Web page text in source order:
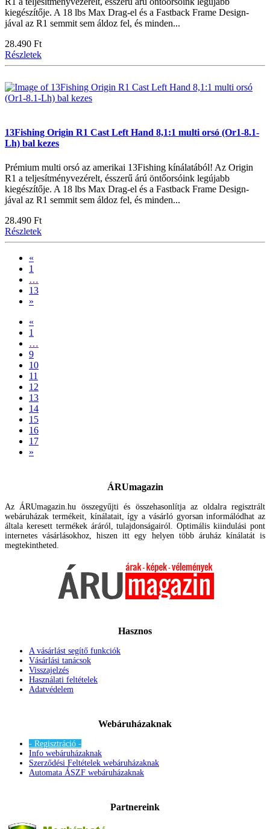
kiegészítője. A 18 lbs Max Drag-el és a Fastback Frame Design-
jával az R1 semmit sem áldoz fel, és minden...
28.490 Ft
Részletek
13Fishing Origin R1 Cast Left Hand 8,1:1 multi orsó (Or1-8.1-
Lh) bal kezes
Prémium multi orsó az amerikai 13Fishing kínálatából! Az Origin
R1 a teljesítményvezérelt, ésszerű árú öntőorsóink legújabb
kiegészítője. A 18 lbs Max Drag-el és a Fastback Frame Design-
jával az R1 semmit sem áldoz fel, és minden...
28.490 Ft
Részletek
«
1
…
13
»
«
1
…
9
10
11
12
13
14
15
16
17
»
ÁRUmagazin
Az ÁRUmagazin.hu összegyűjti és összehasonlítja az oldalra regisztrált
webáruházak termékeit, kínálatait, így a vásárló gyorsan informálódhat az
általa keresett termékek áráról, tulajdonságairól. Optimális kiindulási pont
internetes vásárlásokhoz, hiszen itt egy helyen több áruház kínálatát is
megtekintheted.
Hasznos
A vásárlást segítő funkciók
Vásárlási tanácsok
Visszajelzés
Használati feltételek
Adatvédelem
Webáruházaknak
- Regisztráció -
Info webáruházaknak
Szerződési Feltételek webáruházaknak
Automata ÁSZF webáruházaknak
Partnereink